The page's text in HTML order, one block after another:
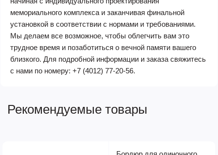
мемориального комплекса и заканчивая финальной
установкой в соответствии с нормами и требованиями.
Мы делаем все возможное, чтобы облегчить вам это
трудное время и позаботиться о вечной памяти вашего
близкого. Для подробной информации и заказа свяжитесь
с нами по номеру: +7 (4012) 77-20-56.
Рекомендуемые товары